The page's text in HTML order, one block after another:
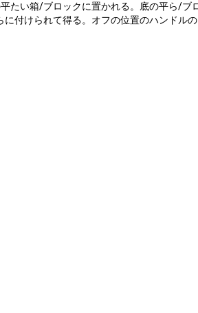
たい箱/ブロックに置かれる。底の平ら/ブ
付けられて得る。オフの位置のハンドル